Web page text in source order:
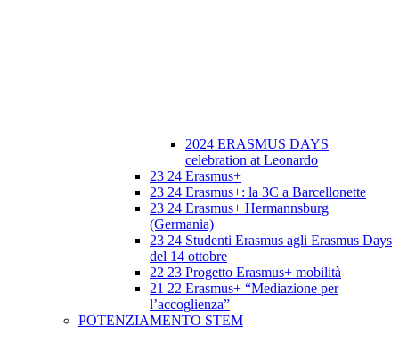
2024 ERASMUS DAYS
celebration at Leonardo
23 24 Erasmus+
23 24 Erasmus+: la 3C a Barcellonette
23 24 Erasmus+ Hermannsburg
(Germania)
23 24 Studenti Erasmus agli Erasmus Days
del 14 ottobre
22 23 Progetto Erasmus+ mobilità
21 22 Erasmus+ “Mediazione per
l’accoglienza”
POTENZIAMENTO STEM